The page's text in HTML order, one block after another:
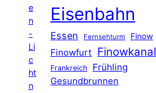
e
n
-
Li
c
ht
n
Eisenbahn
Essen Fernsehturm Finow
Finowfurt Finowkanal
Frankreich Frühling
Gesundbrunnen